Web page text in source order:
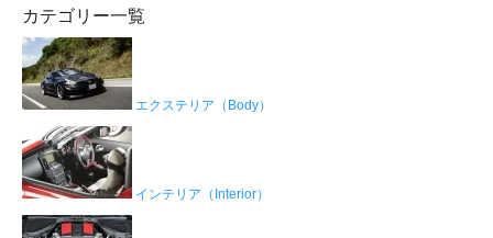
カテゴリー一覧
エクステリア（Body）
インテリア（Interior）